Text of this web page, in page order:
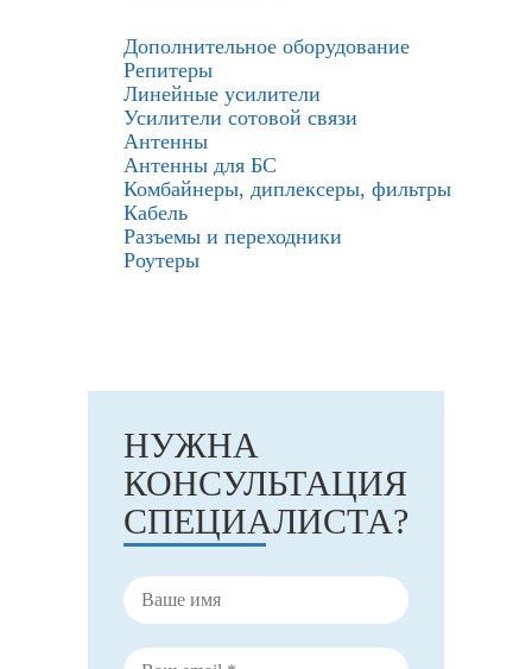
Дополнительное оборудование
Репитеры
Линейные усилители
Усилители сотовой связи
Антенны
Антенны для БС
Комбайнеры, диплексеры, фильтры
Кабель
Разъемы и переходники
Роутеры
НУЖНА
КОНСУЛЬТАЦИЯ
СПЕЦИАЛИСТА?